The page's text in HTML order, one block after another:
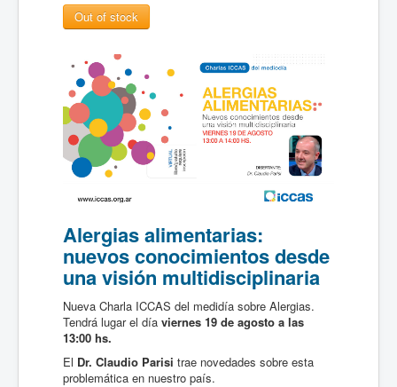
Alergias alimentarias:
nuevos conocimientos desde
una visión multidisciplinaria
Nueva Charla ICCAS del medidía sobre Alergias.
Tendrá lugar el día viernes 19 de agosto a las
13:00 hs.
El Dr. Claudio Parisi trae novedades sobre esta
problemática en nuestro país.